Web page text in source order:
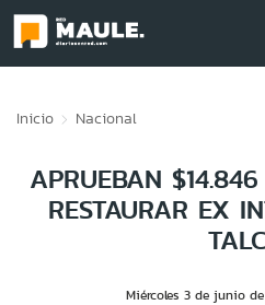
Inicio Nacional
APRUEBAN
RESTAURAR EX
Miércoles 3 de junio